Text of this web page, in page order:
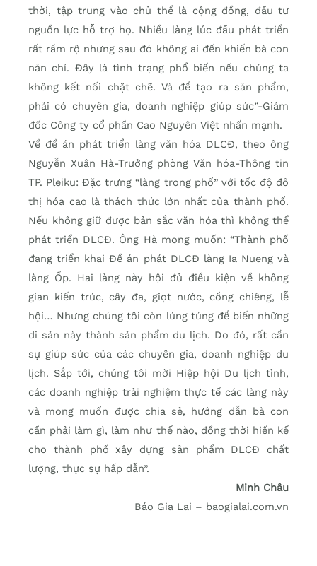
thời, tập trung vào chủ thể là cộng đồng, đầu tư
nguồn lực hỗ trợ họ. Nhiều làng lúc đầu phát triển
rất rầm rộ nhưng sau đó không ai đến khiến bà con
nản chí. Đây là tình trạng phổ biến nếu chúng ta
không kết nối chặt chẽ. Và để tạo ra sản phẩm,
phải có chuyên gia, doanh nghiệp giúp sức”-Giám
đốc Công ty cổ phần Cao Nguyên Việt nhấn mạnh.
Về đề án phát triển làng văn hóa DLCĐ, theo ông
Nguyễn Xuân Hà-Trưởng phòng Văn hóa-Thông tin
TP. Pleiku: Đặc trưng “làng trong phố” với tốc độ đô
thị hóa cao là thách thức lớn nhất của thành phố.
Nếu không giữ được bản sắc văn hóa thì không thể
phát triển DLCĐ. Ông Hà mong muốn: “Thành phố
đang triển khai Đề án phát DLCĐ làng Ia Nueng và
làng Ốp. Hai làng này hội đủ điều kiện về không
gian kiến trúc, cây đa, giọt nước, cồng chiêng, lễ
hội… Nhưng chúng tôi còn lúng túng để biến những
di sản này thành sản phẩm du lịch. Do đó, rất cần
sự giúp sức của các chuyên gia, doanh nghiệp du
lịch. Sắp tới, chúng tôi mời Hiệp hội Du lịch tỉnh,
các doanh nghiệp trải nghiệm thực tế các làng này
và mong muốn được chia sẻ, hướng dẫn bà con
cần phải làm gì, làm như thế nào, đồng thời hiến kế
cho thành phố xây dựng sản phẩm DLCĐ chất
lượng, thực sự hấp dẫn”.
Minh Châu
Báo Gia Lai – baogialai.com.vn